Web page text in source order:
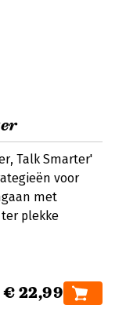
Talk Smarter'
voor
met
plekke
€ 22,99